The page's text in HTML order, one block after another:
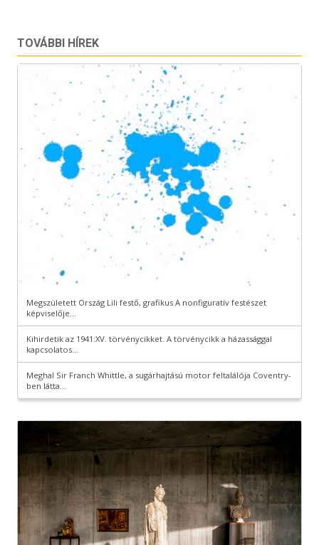
TOVÁBBI HÍREK